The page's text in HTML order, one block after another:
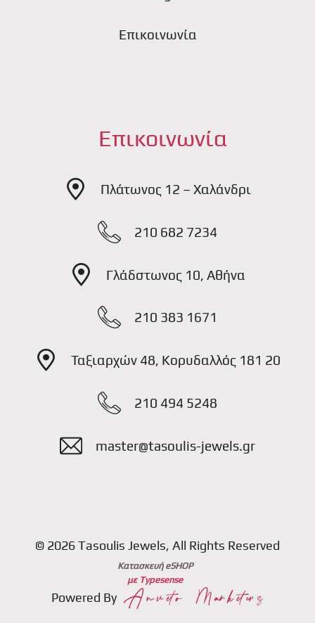
Επικοινωνία
Επικοινωνία
Πλάτωνος 12 – Χαλάνδρι
210 682 7234
Γλάδστωνος 10, Αθήνα
210 383 1671
Ταξιαρχών 48, Κορυδαλλός 181 20
210 494 5248
master@tasoulis-jewels.gr
© 2026 Tasoulis Jewels, All Rights Reserved
Κατασκευή eSHOP
με Typesense
Powered By